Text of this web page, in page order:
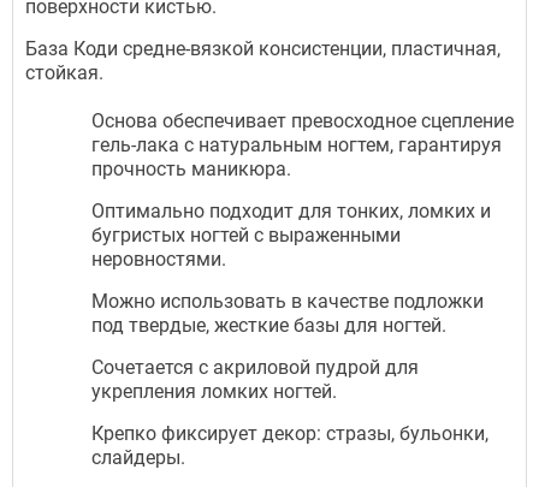
поверхности кистью.
База Коди средне-вязкой консистенции, пластичная,
стойкая.
Основа обеспечивает превосходное сцепление
гель-лака с натуральным ногтем, гарантируя
прочность маникюра.
Оптимально подходит для тонких, ломких и
бугристых ногтей с выраженными
неровностями.
Можно использовать в качестве подложки
под твердые, жесткие базы для ногтей.
Сочетается с акриловой пудрой для
укрепления ломких ногтей.
Крепко фиксирует декор: стразы, бульонки,
слайдеры.